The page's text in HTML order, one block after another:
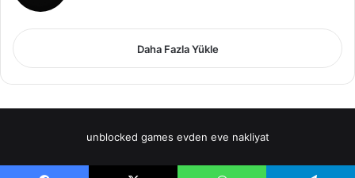
Daha Fazla Yükle
unblocked games evden eve nakliyat